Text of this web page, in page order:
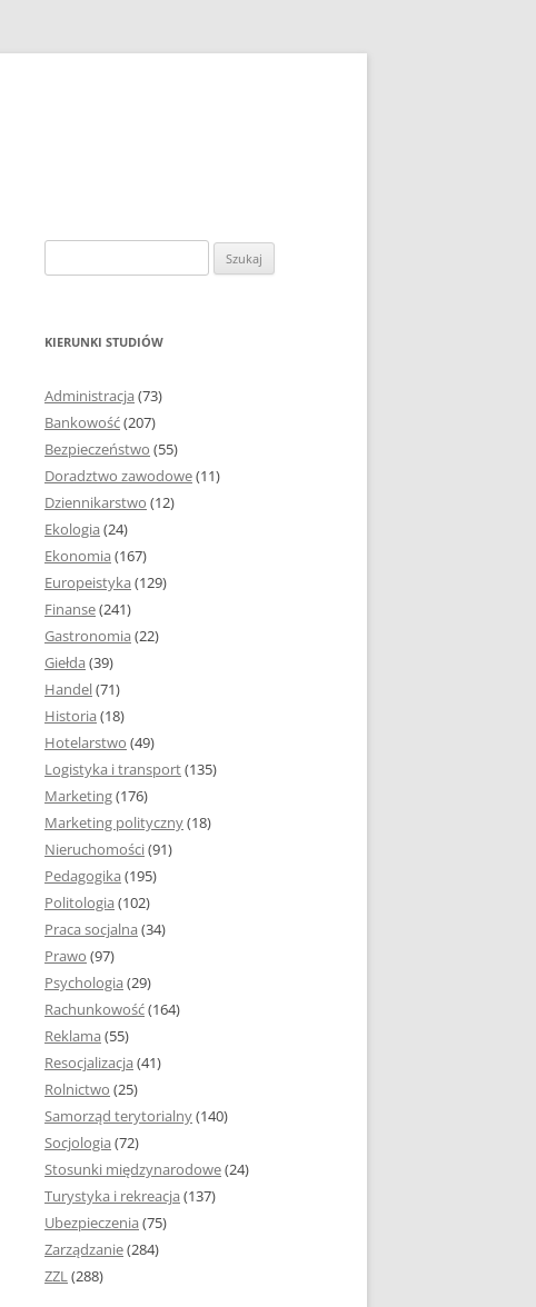
z
KIERUNKI STUDIÓW
Administracja (73)
Bankowość(207)
Bezpieczeństwo (55)
Doradztwo zawodowe(11)
Dziennikarstwo (12)
Ekologia (24)
Ekonomia (167)
Europeistyka (129)
Finanse(241)
Gastronomia (22)
Giełda (39)
Handel(71)
Historia (18)
Hotelarstwo (49)
Logistyka i transport(135)
Marketing(176)
Marketing polityczny(18)
Nieruchomości(91)
Pedagogika (195)
Politologia (102)
Praca socjalna (34)
Prawo (97)
Psychologia (29)
Rachunkowość(164)
Reklama (55)
Resocjalizacja (41)
Rolnictwo (25)
Samorząd terytorialny(140)
Socjologia (72)
Stosunki międzynarodowe(24)
Turystyka i rekreacja (137)
Ubezpieczenia (75)
Zarządzanie(284)
ZZL(288)